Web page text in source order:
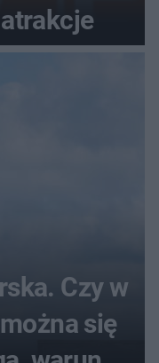
Czy w
się